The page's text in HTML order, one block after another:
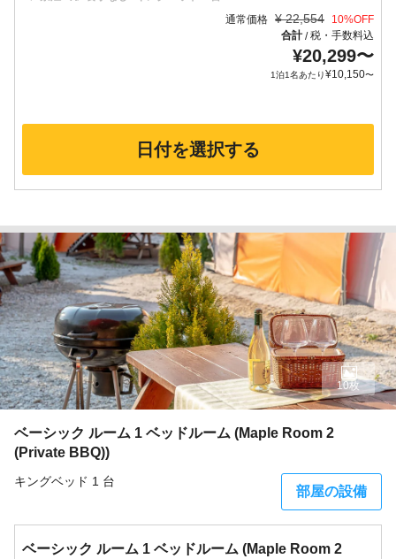
通常価格 ¥ 22,554 10%OFF
合計/税・手数料込
¥20,299〜
1泊1名あたり¥10,150〜
日付を選択する
ベーシック ルーム 1 ベッドルーム (Maple Room 2
(Private BBQ))
キングベッド 1 台
部屋の設備
10枚
ベーシック ルーム 1 ベッドルーム (Maple Room 2